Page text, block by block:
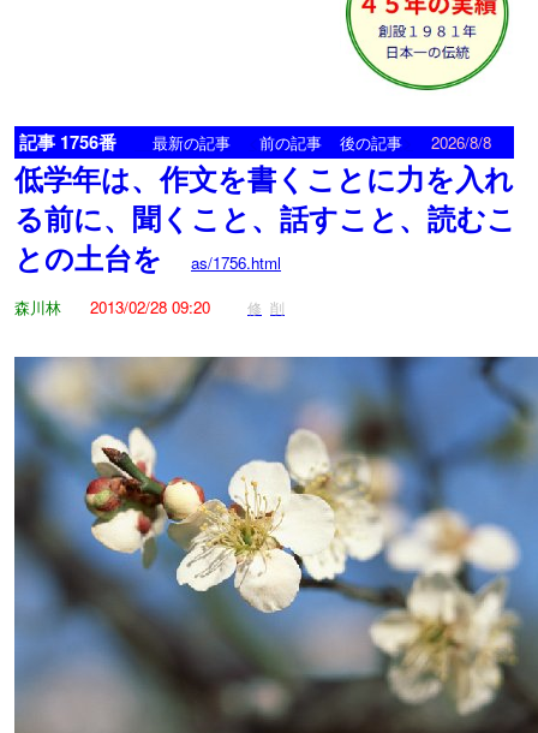
記事 1756番 最新の記事 前の記事 後の記事 2026/8/8
低学年は、作文を書くことに力を入れ
る前に、聞くこと、話すこと、読むこ
との土台を
as/1756.html
森川林
2013/02/28 09:20 修 削